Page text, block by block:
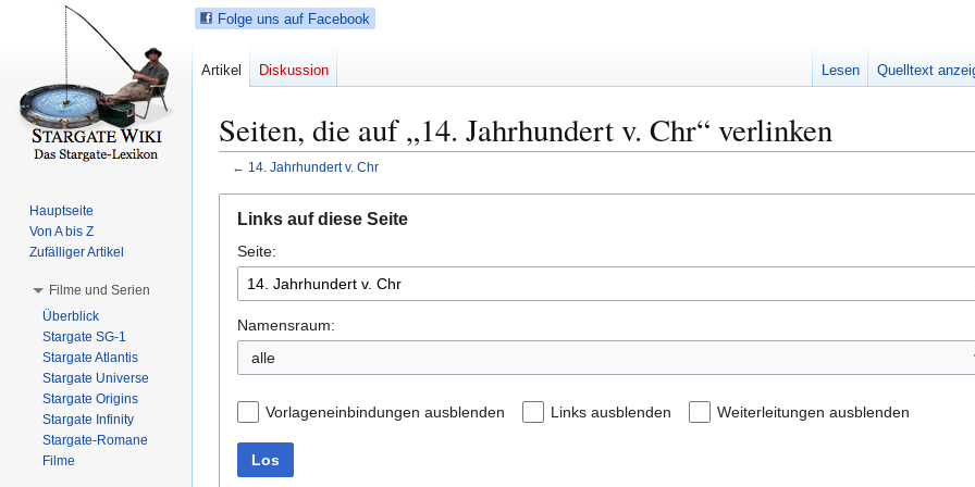
Seiten, die auf „14. Jahrhundert v. Chr“ verlinken
← 14. Jahrhundert v. Chr
Links auf diese Seite
Seite:
Namensraum:
alle
Vorlageneinbindungen ausblenden Links ausblenden Weiterleitungen ausblenden
Los
Folge uns auf Facebook
Artikel Diskussion Lesen Quelltext
Hauptseite
Von A bis Z
Zufälliger Artikel
Filme und Serien
Überblick
Stargate SG-1
Stargate Atlantis
Stargate Universe
Stargate Origins
Stargate Infinity
Stargate-Romane
Filme